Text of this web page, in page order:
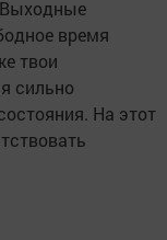
время
твои
сильно
На этот